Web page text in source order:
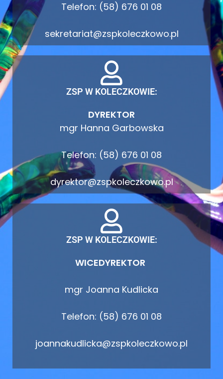
Telefon: (58) 676 01 08
sekretariat@zspkoleczkowo.pl
ZSP W KOLECZKOWIE:
DYREKTOR
mgr Hanna Garbowska
Telefon: (58) 676 01 08
dyrektor@zspkoleczkowo.pl
ZSP W KOLECZKOWIE:
WICEDYREKTOR
mgr Joanna Kudlicka
Telefon: (58) 676 01 08
joannakudlicka@zspkoleczkowo.pl